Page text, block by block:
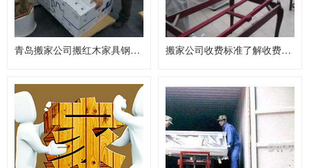
青岛搬家公司搬红木家具钢琴加收费用 搬家公司收费标准了解收费项目不吃亏